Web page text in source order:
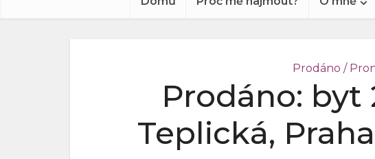
Prodáno /
Prodáno: byt
Teplická,